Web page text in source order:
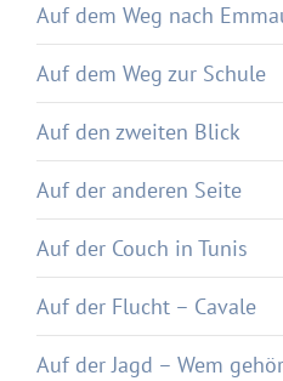
Auf dem Weg nach
Auf dem Weg zur Schule
Auf den zweiten Blick
Auf der anderen Seite
Auf der Couch in Tunis
Auf der Flucht – Cavale
Auf der Jagd – Wem